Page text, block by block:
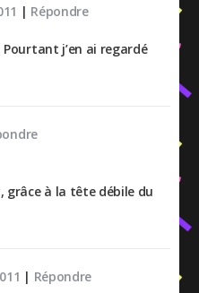
| Répondre
j’en ai regardé
grâce à la tête débile du
| Répondre